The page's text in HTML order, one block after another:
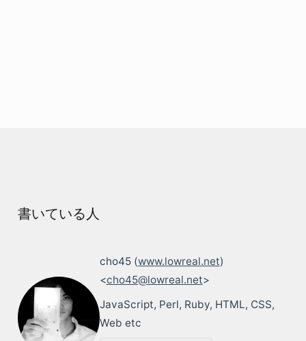
書いている人
cho45 (www.lowreal.net)
<cho45@lowreal.net>
JavaScript, Perl, Ruby, HTML, CSS,
Web etc